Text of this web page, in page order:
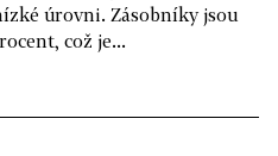
úrovni. Zásobníky jsou
což je...